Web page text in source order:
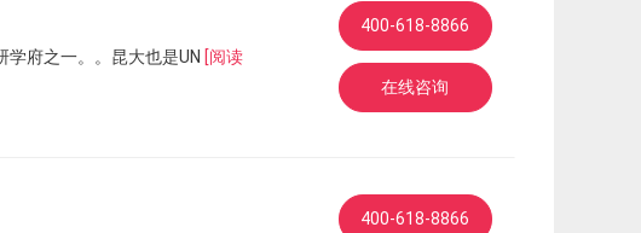
府之一。。昆大也是UN [阅读
400-618-8866
在线咨询
400-618-8866